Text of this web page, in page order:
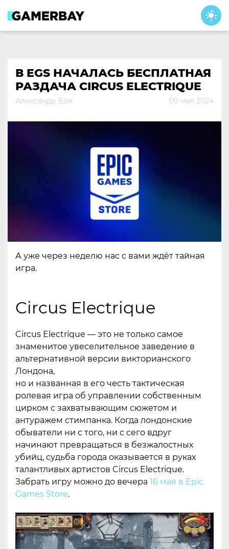
content
В EGS НАЧАЛАСЬ БЕСПЛАТНАЯ
РАЗДАЧА CIRCUS ELECTRIQUE
Александр Бэй 09 мая 2024
А уже через неделю нас с вами ждёт тайная
игра.
Circus Electrique
Circus Electrique — это не только самое
знаменитое увеселительное заведение в
альтернативной версии викторианского
Лондона,
но и названная в его честь тактическая
ролевая игра об управлении собственным
цирком с захватывающим сюжетом и
антуражем стимпанка. Когда лондонские
обыватели ни с того, ни с сего вдруг
начинают превращаться в безжалостных
убийц, судьба города оказывается в руках
талантливых артистов Circus Electrique.
Забрать игру можно до вечера 16 мая в Epic
Games Store.